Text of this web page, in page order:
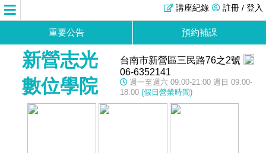
註冊 / 登入
講座紀錄
重要公告 預約補課
新營志光
數位學院
台南市新營區三民路76之2號
06-6352141
週一至週六 09:00-21:00 週日 09:00-
18:00 (假日營業時間)